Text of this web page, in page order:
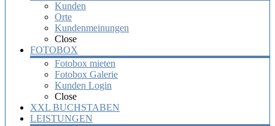
Kunden
Orte
Kundenmeinungen
Close
FOTOBOX
Fotobox mieten
Fotobox Galerie
Kunden Login
Close
XXL BUCHSTABEN
LEISTUNGEN